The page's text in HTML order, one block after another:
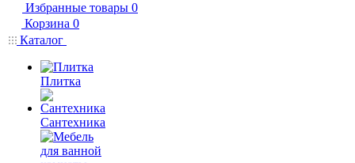
Избранные товары 0
Корзина 0
Каталог
Плитка
Сантехника